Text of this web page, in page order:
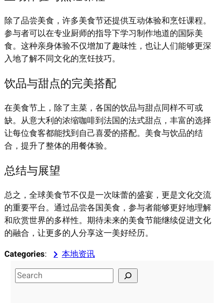
除了品尝美食，许多美食节还提供互动体验和烹饪课程。
参与者可以在专业厨师的指导下学习制作地道的国际美
食。这种亲身体验不仅增加了趣味性，也让人们能够更深
入地了解不同文化的烹饪技巧。
饮品与甜点的完美搭配
在美食节上，除了主菜，各国的饮品与甜点同样不可或
缺。从意大利的浓缩咖啡到法国的法式甜点，丰富的选择
让每位食客都能找到自己喜爱的搭配。美食与饮品的结
合，提升了整体的用餐体验。
总结与展望
总之，全球美食节不仅是一次味蕾的盛宴，更是文化交流
的重要平台。通过品尝各国美食，参与者能够更好地理解
和欣赏世界的多样性。期待未来的美食节能继续促进文化
的融合，让更多的人分享这一美好经历。
Categories:
本地资讯
S
e